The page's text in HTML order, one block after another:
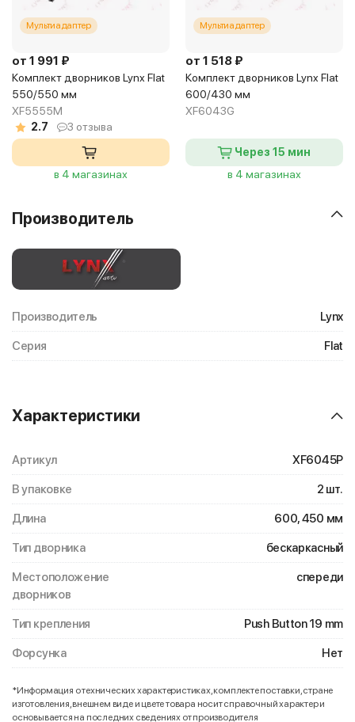
Мультиадаптер
от 1 991 ₽
Комплект дворников Lynx Flat
550/550 мм
XF5555M
2.7
3 отзыва
в 4 магазинах
Мультиадаптер
от 1 518 ₽
Комплект дворников Lynx Flat
600/430 мм
XF6043G
Через 15 мин
в 4 магазинах
Производитель
Производитель Lynx
Серия Flat
Характеристики
Артикул XF6045P
В упаковке 2 шт.
Длина 600, 450 мм
Тип дворника бескаркасный
Местоположение
дворников
спереди
Тип крепления Push Button 19 mm
Форсунка Нет
*Информация о технических характеристиках, комплекте поставки, стране
изготовления, внешнем виде и цвете товара носит справочный характер и
основывается на последних сведениях от производителя